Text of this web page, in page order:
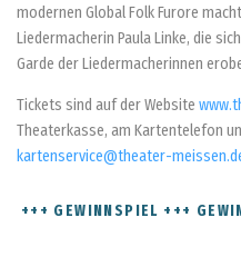
modernen Global Folk Furore
Liedermacherin Paula Linke, die
Garde der Liedermacherinnen
Tickets sind auf der Website
Theaterkasse, am Kartentelefon
kartenservice@theater-
+++ GEWINNSPIEL +++